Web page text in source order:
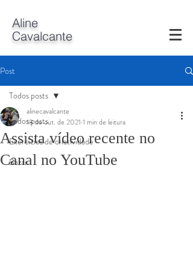
Aline
Cavalcante
Post
Todos posts
Exercícios de criatividade
Bazar
Todos posts
Assista vídeo recente no
Canal no YouTube
alinecavalcante
18 de out. de 2021 1 min de leitura